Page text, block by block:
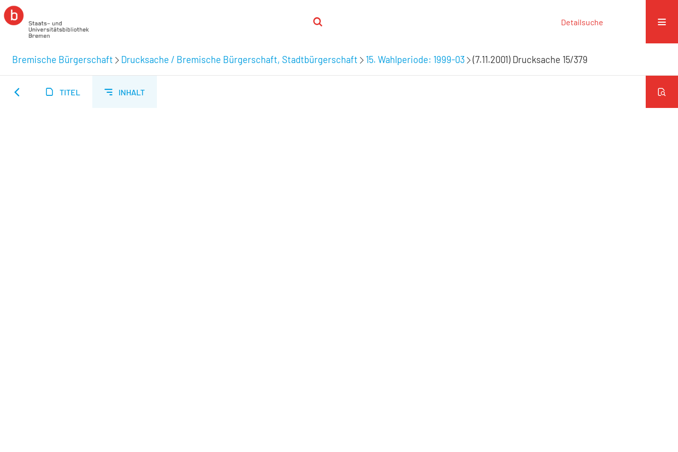
Detailsuche
Bremische Bürgerschaft Drucksache / Bremische Bürgerschaft, Stadtbürgerschaft 15. Wahlperiode: 1999-03 (7.11.2001) Drucksache 15/379
TITEL INHALT